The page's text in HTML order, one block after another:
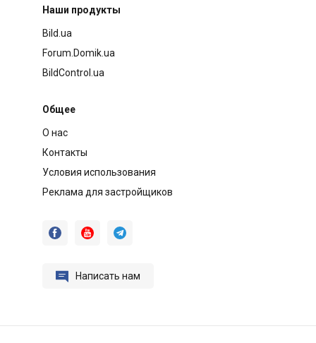
Наши продукты
Bild.ua
Forum.Domik.ua
BildControl.ua
Общее
О нас
Контакты
Условия использования
Реклама для застройщиков
  
 Написать нам